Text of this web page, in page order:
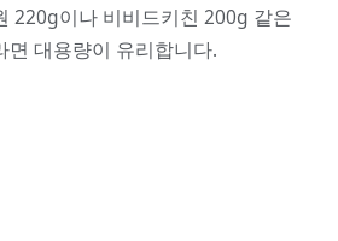
220g이나 비비드키친 200g 같은
대용량이 유리합니다.